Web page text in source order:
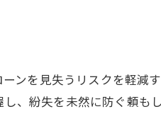
ンを見失うリスクを軽減
、紛失を未然に防ぐ頼も